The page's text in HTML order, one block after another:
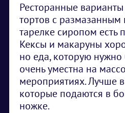
Ресторанные
тортов с размазанным
тарелке сиропом есть
Кексы и макаруны
но еда, которую нужно
очень уместна на
мероприятиях. Лучше
которые подаются в
ножке.